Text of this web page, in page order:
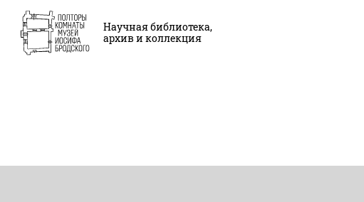
Научная библиотека,
архив и коллекция